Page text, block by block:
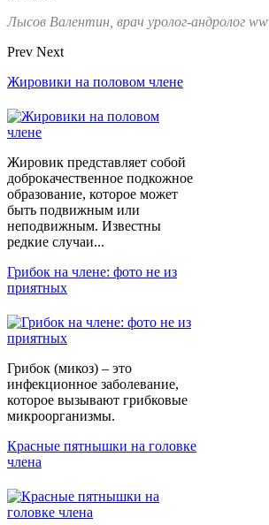
Лысов Валентин, врач уролог-андролог
Prev Next
Жировики на половом члене
Жировик представляет собой
доброкачественное подкожное
образование, которое может
быть подвижным или
неподвижным. Известны
редкие случаи...
Грибок на члене: фото не из
приятных
Грибок (микоз) – это
инфекционное заболевание,
которое вызывают грибковые
микроорганизмы.
Красные пятнышки на головке
члена